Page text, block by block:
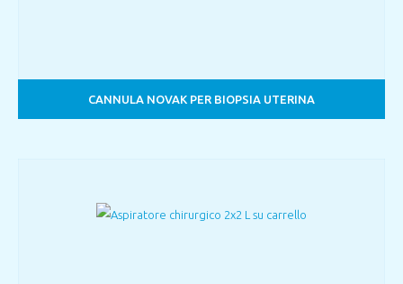
CANNULA NOVAK PER BIOPSIA UTERINA